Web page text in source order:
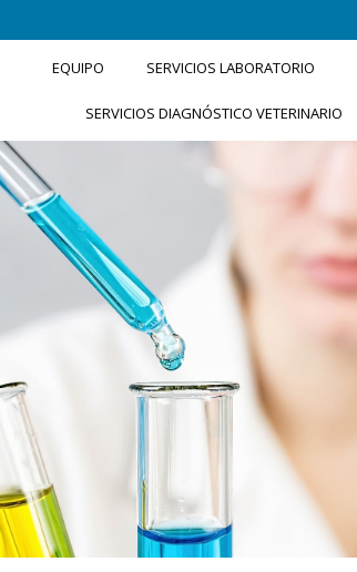
EQUIPO SERVICIOS LABORATORIO
SERVICIOS DIAGNÓSTICO VETERINARIO